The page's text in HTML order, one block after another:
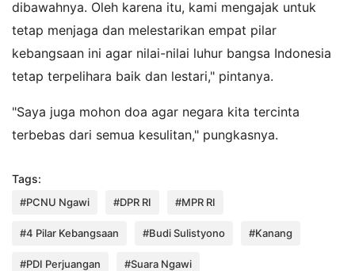
dibawahnya. Oleh karena itu, kami mengajak untuk
tetap menjaga dan melestarikan empat pilar
kebangsaan ini agar nilai-nilai luhur bangsa Indonesia
tetap terpelihara baik dan lestari," pintanya.
"Saya juga mohon doa agar negara kita tercinta
terbebas dari semua kesulitan," pungkasnya.
Tags:
#PCNU Ngawi #DPR RI #MPR RI
#4 Pilar Kebangsaan #Budi Sulistyono #Kanang
#PDI Perjuangan #Suara Ngawi